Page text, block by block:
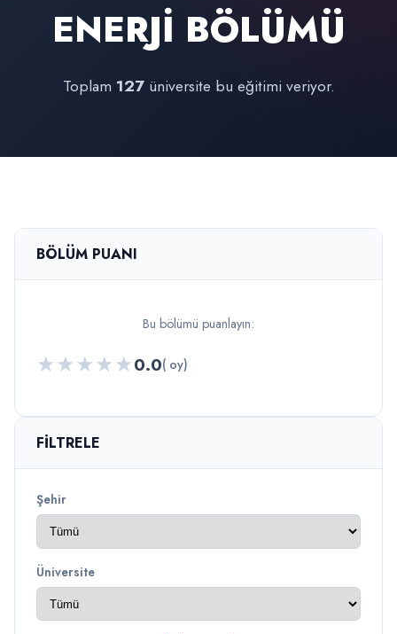
ENERJİ BÖLÜMÜ
Toplam 127üniversite bu eğitimi veriyor.
BÖLÜM PUANI
Bu bölümü puanlayın:
★★★★★0.0( oy)
FILTRELE
Şehir
Üniversite